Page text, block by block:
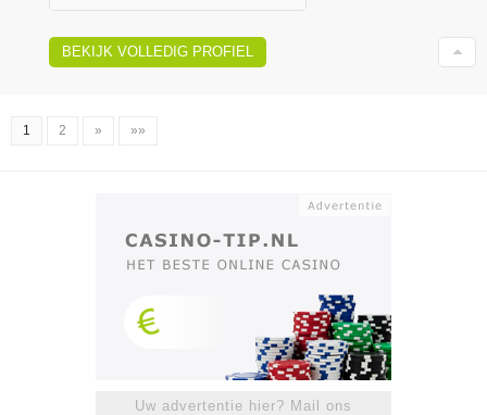
BEKIJK VOLLEDIG PROFIEL
1 2 » »»
Uw advertentie hier? Mail ons